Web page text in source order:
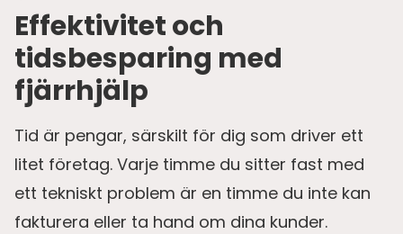
Effektivitet och
tidsbesparing med
fjärrhjälp
Tid är pengar, särskilt för dig som driver ett
litet företag. Varje timme du sitter fast med
ett tekniskt problem är en timme du inte kan
fakturera eller ta hand om dina kunder.